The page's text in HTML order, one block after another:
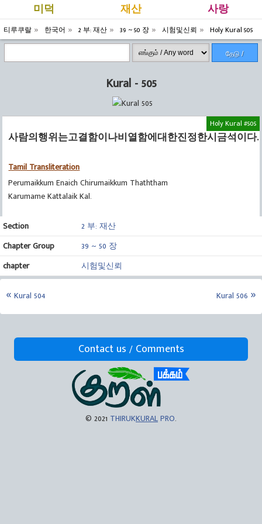
미덕 재산 사랑
티루쿠랄 한국어 2 부: 재산 39 ~ 50 장 시험및신뢰 Holy Kural 505
தேடு /
Kural - 505
Holy Kural #505
사람의행위는고결함이나비열함에대한진정한시금석이다.
Tamil Transliteration
Perumaikkum Enaich Chirumaikkum Thaththam
Karumame Kattalaik Kal.
Section
2 부: 재산
Chapter Group
39 ~ 50 장
chapter
시험및신뢰
Kural 504 Kural 506
Contact us / Comments
© 2021 THIRUKKURALPRO.